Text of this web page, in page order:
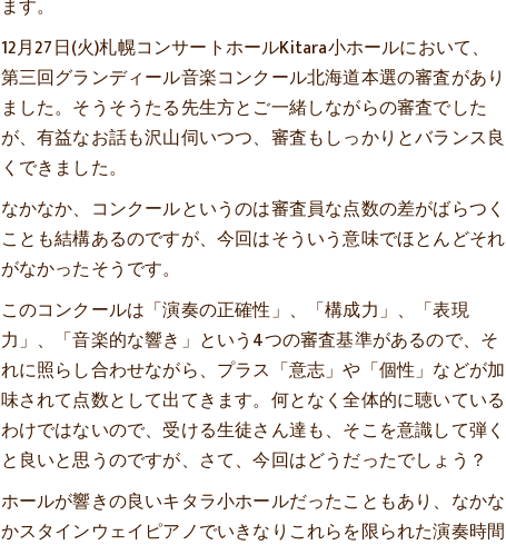
ます。
12月27日(火)札幌コンサートホールKitara小ホールにおいて、
第三回グランディール音楽コンクール北海道本選の審査があり
ました。そうそうたる先生方とご一緒しながらの審査でした
が、有益なお話も沢山伺いつつ、審査もしっかりとバランス良
くできました。
なかなか、コンクールというのは審査員な点数の差がばらつく
ことも結構あるのですが、今回はそういう意味でほとんどそれ
がなかったそうです。
このコンクールは「演奏の正確性」、「構成力」、「表現
力」、「音楽的な響き」という4つの審査基準があるので、そ
れに照らし合わせながら、プラス「意志」や「個性」などが加
味されて点数として出てきます。何となく全体的に聴いている
わけではないので、受ける生徒さん達も、そこを意識して弾く
と良いと思うのですが、さて、今回はどうだったでしょう？
ホールが響きの良いキタラ小ホールだったこともあり、なかな
かスタインウェイピアノでいきなりこれらを限られた演奏時間